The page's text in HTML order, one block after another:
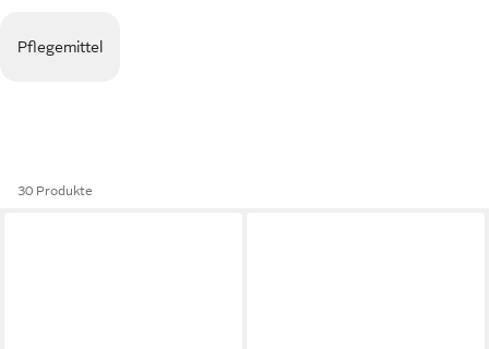
Pflegemittel
30 Produkte